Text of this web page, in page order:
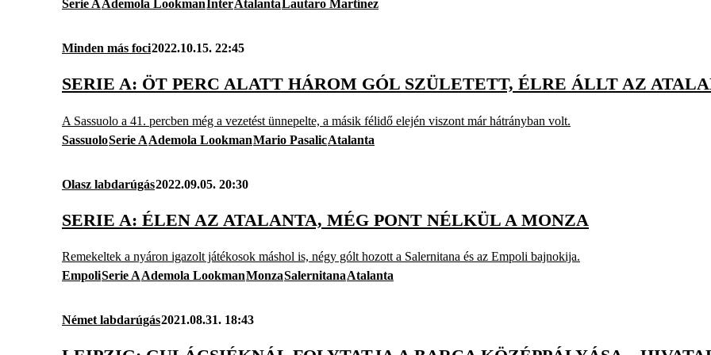
Serie AAdemola Lookman InterAtalanta Lautaro Martínez
Minden más foci2022.10.15. 22:45
SERIE A: ÖT PERC ALATT HÁROM GÓL SZÜLETETT, ÉLRE ÁLLT AZ
A Sassuolo a 41. percben még a vezetést ünnepelte, a másik félidő elején viszont már hátrányban volt.
SassuoloSerie AAdemola LookmanMario PasalicAtalanta
Olasz labdarúgás2022.09.05. 20:30
SERIE A: ÉLEN AZ ATALANTA, MÉG PONT NÉLKÜL A MONZA
Remekeltek a nyáron igazolt játékosok máshol is, négy gólt hozott a Salernitana és az Empoli bajnokija.
EmpoliSerie AAdemola LookmanMonzaSalernitanaAtalanta
Német labdarúgás2021.08.31. 18:43